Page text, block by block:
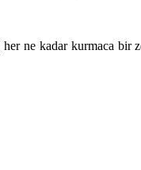
ne kadar kurmaca bir